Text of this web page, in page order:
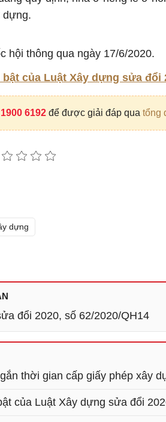
dựng.
hội thông qua ngày 17/6/2020.
của Luật Xây dựng sửa đổi
1900 6192để được giải đáp qua tổng
dựng
đổi 2020, số 62/2020/QH14
thời gian cấp giấy phép xây
của Luật Xây dựng sửa đổi